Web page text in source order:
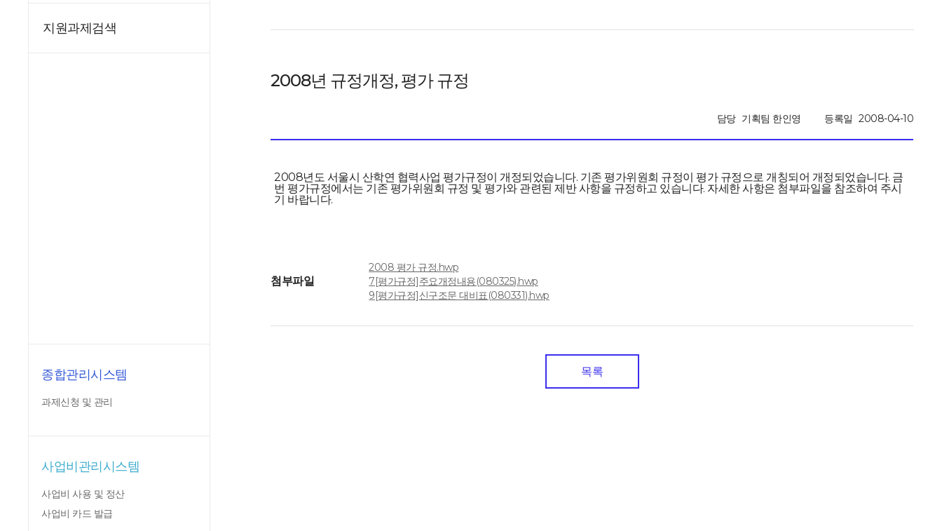
지원과제검색
종합관리시스템
과제신청 및 관리
사업비관리시스템
사업비 사용 및 정산
사업비 카드 발급
2008년 규정개정, 평가 규정
담당 기획팀 한인영 등록일 2008-04-10
2008년도 서울시 산학연 협력사업 평가규정이 개정되었습니다. 기존 평가위원회 규정이 평가 규정으로 개칭되어 개정되었습니다. 금
번 평가규정에서는 기존 평가위원회 규정 및 평가와 관련된 제반 사항을 규정하고 있습니다. 자세한 사항은 첨부파일을 참조하여 주시
기 바랍니다.
첨부파일
2008 평가 규정.hwp
7[평가규정]주요개정내용(080325).hwp
9[평가규정]신구조문 대비표(080331).hwp
목록